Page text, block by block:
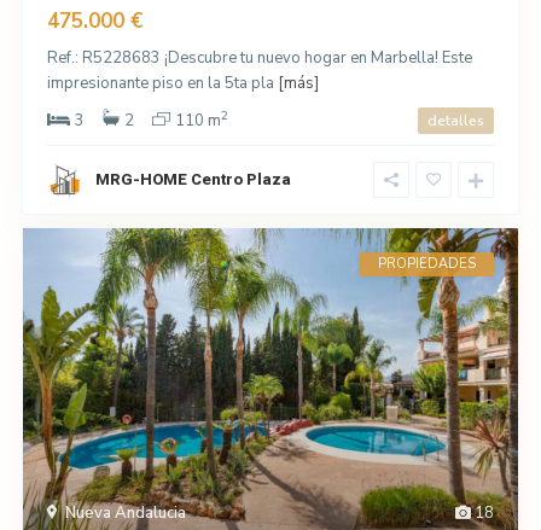
475.000 €
Ref.: R5228683 ¡Descubre tu nuevo hogar en Marbella! Este
impresionante piso en la 5ta pla [más]
3
2 110 m2 detalles
MRG-HOME Centro Plaza
18
Nueva Andalucia
PROPIEDADES